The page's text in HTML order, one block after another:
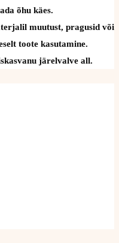
õhu käes.
muutust, pragusid või
toote kasutamine.
järelvalve all.